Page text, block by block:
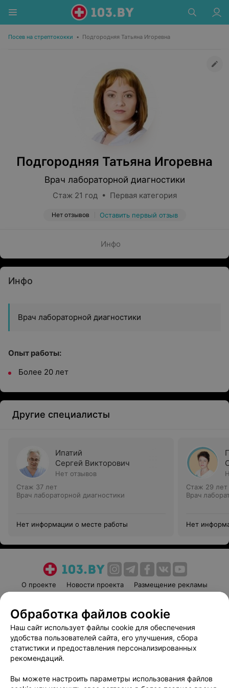
Посев на стрептококки • Подгородняя Татьяна Игоревна
Подгородняя Татьяна Игоревна
Врач лабораторной диагностики
Стаж 21 год • Первая категория
Нет отзывов Оставить первый отзыв
Инфо
Инфо
Врач лабораторной диагностики
Опыт работы:
Более 20 лет
Другие специалисты
Ипатий
Сергей Викторович
Нет отзывов
Стаж 37 лет
Врач лабораторной диагностики
Нет информации о месте работы
Стаж 29 лет
Врач
Нет
О проекте Новости проекта
Размещение рекламы
Пользовательское соглашение
Способы оплаты
Вакансии
Партнеры
Написать руководителю 103.by
Обработка персональных данных
Обработка файлов cookie
Наш сайт использует файлы cookie для обеспечения
удобства пользователей сайта, его улучшения, сбора
статистики и предоставления персонализированных
рекомендаций.
Вы можете настроить параметры использования файлов